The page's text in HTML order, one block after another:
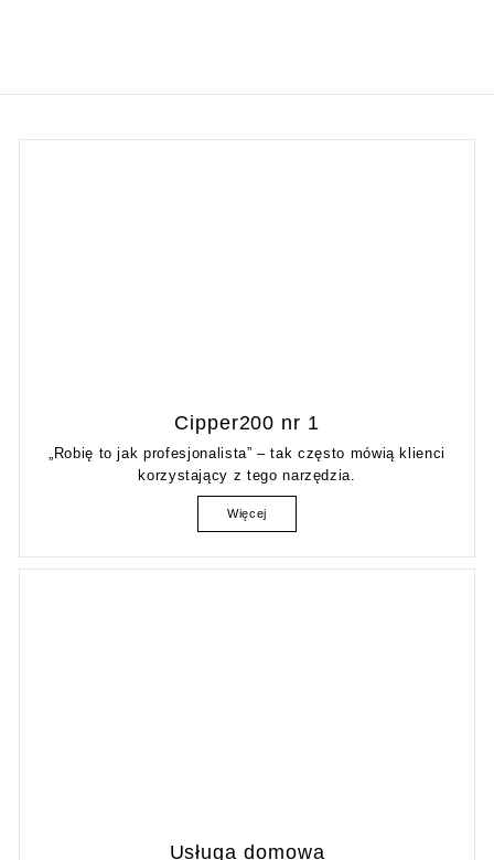
Cipper200 nr 1
„Robię to jak profesjonalista” – tak często mówią klienci
korzystający z tego narzędzia.
Więcej
Usługa domowa